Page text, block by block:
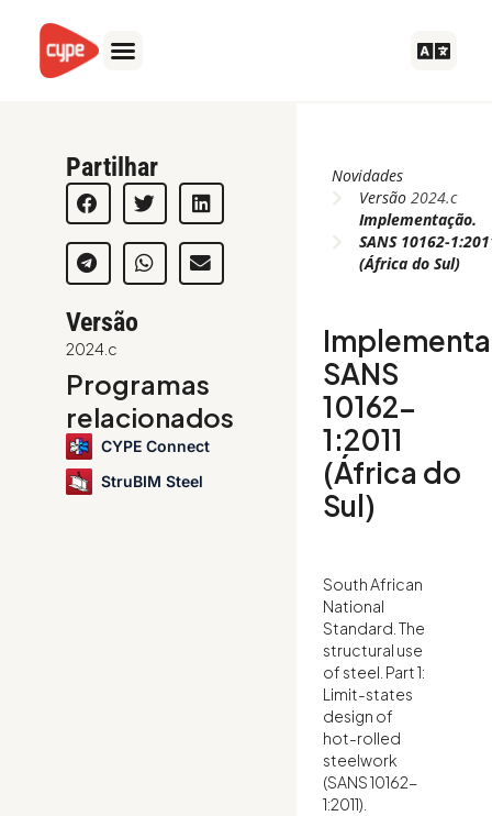
conteúdo
Partilhar
Versão
2024.c
Programas
relacionados
CYPE Connect
StruBIM Steel
Novidades
Versão2024.c
Implementação.
SANS 10162-
(África do Sul)
SANS
10162-
1:2011
(África do
Sul)
South African
National
Standard. The
structural use
of steel. Part 1:
Limit-states
design of
hot-rolled
steelwork
(SANS 10162-
1:2011).